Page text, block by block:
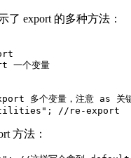
了 export 的多种方法：
一个变量
多个变量，注意 as 关
; //re-export
方法：